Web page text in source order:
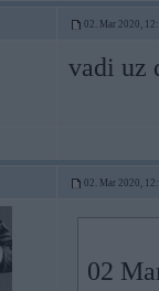
02. Mar 2020,
vadi uz
02. Mar 2020,
02